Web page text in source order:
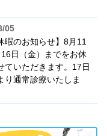
05
暇のお知らせ】8月11
16日（金）までをお休
ていただきます。17日
り通常診療いたしま